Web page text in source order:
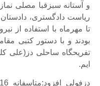
و آستانه سبزقبا مصلی
ریاست دادگستری،
تا مهرماه با استفاده از
بودند و با دستور کتبی
ایم.